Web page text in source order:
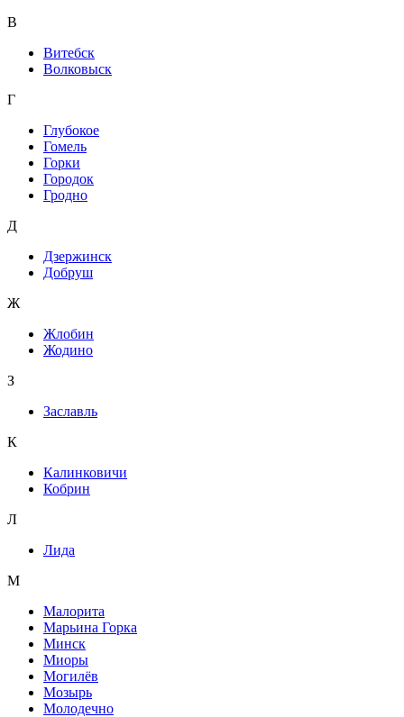
В
Витебск
Волковыск
Г
Глубокое
Гомель
Горки
Городок
Гродно
Д
Дзержинск
Добруш
Ж
Жлобин
Жодино
З
Заславль
К
Калинковичи
Кобрин
Л
Лида
М
Малорита
Марьина Горка
Минск
Миоры
Могилёв
Мозырь
Молодечно